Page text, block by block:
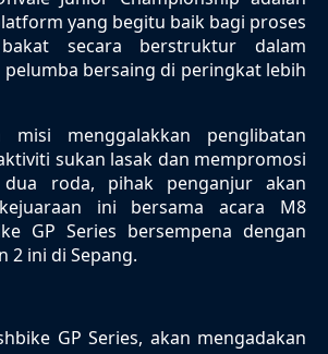
yang begitu baik bagi proses
secara berstruktur dalam
pelumba bersaing di peringkat lebih
misi menggalakkan penglibatan
sukan lasak dan mempromosi
roda, pihak penganjur akan
ini bersama acara M8
GP Series bersempena dengan
2 ini di Sepang.
GP Series, akan mengadakan